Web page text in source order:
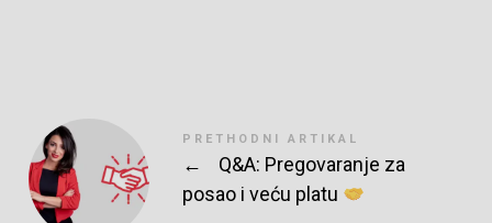
PRETHODNI ARTIKAL
←
Q&A: Pregovaranje za
posao i veću platu